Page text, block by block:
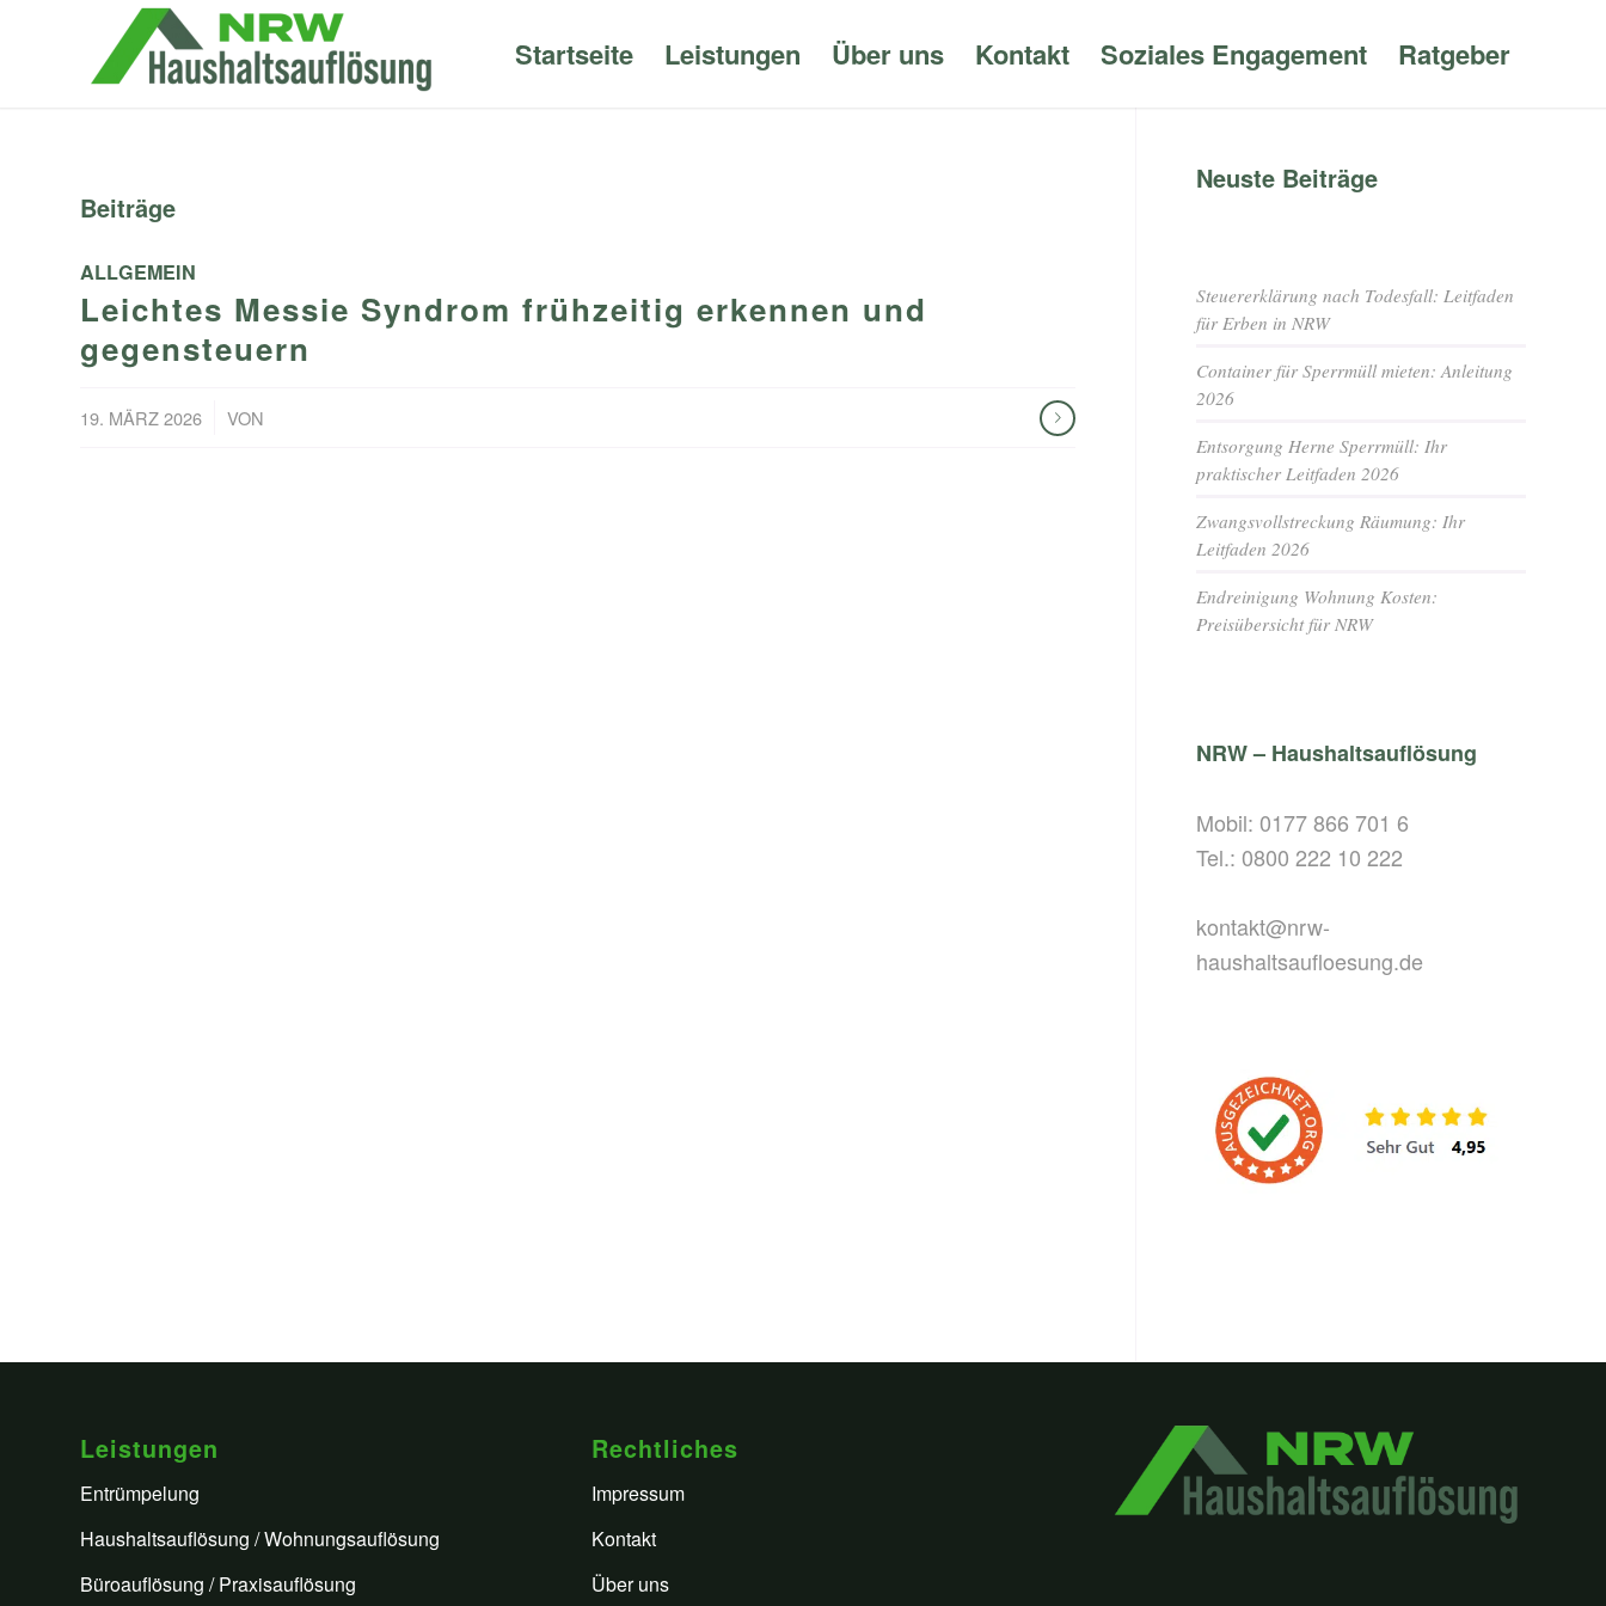
Startseite Leistungen Über uns Kontakt Soziales Engagement Ratgeber
Beiträge
ALLGEMEIN
Leichtes Messie Syndrom frühzeitig erkennen und
gegensteuern
19. MÄRZ 2026 VON
Neuste Beiträge
Steuererklärung nach Todesfall: Leitfaden
für Erben in NRW
Container für Sperrmüll mieten: Anleitung
2026
Entsorgung Herne Sperrmüll: Ihr
praktischer Leitfaden 2026
Zwangsvollstreckung Räumung: Ihr
Leitfaden 2026
Endreinigung Wohnung Kosten:
Preisübersicht für NRW
NRW – Haushaltsauflösung
Mobil: 0177 866 701 6
Tel.: 0800 222 10 222
kontakt@nrw-
haushaltsaufloesung.de
Leistungen
Entrümpelung
Haushaltsauflösung / Wohnungsauflösung
Büroauflösung / Praxisauflösung
Rechtliches
Impressum
Kontakt
Über uns